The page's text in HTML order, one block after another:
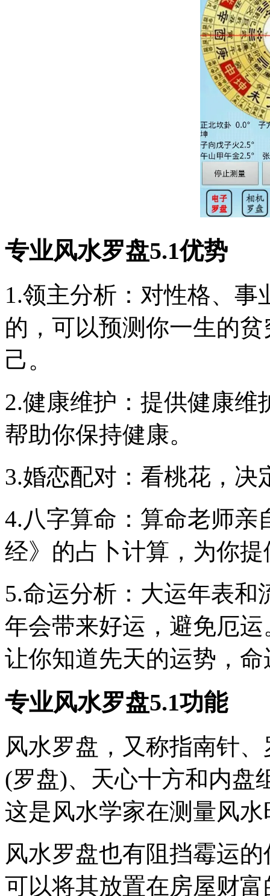
专业风水罗盘5.1优势
1.领主分析：对性格、
的，可以预测你一生的
己。
2.健康维护：提供健康
帮助你保持健康。
3.婚恋配对：看桃花，决
4.八字算命：算命老师亲
经》的占卜计算，为你
5.命运分析：大运年表
年会带来好运，避免厄
让你知道先天的运势，
专业风水罗盘5.1功能
风水罗盘，又称指南针
(罗盘)、天心十方和内盘
这是风水学家在测量风
风水罗盘也有阻挡霉运
可以将其放置在房屋财